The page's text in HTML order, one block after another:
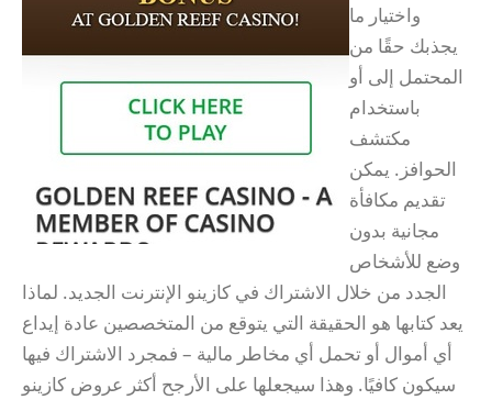
واختيار ما
يجذبك حقًا من
المحتمل إلى أو
باستخدام
مكتشف
الحوافز. يمكن
تقديم مكافأة
مجانية بدون
وضع للأشخاص
الجدد من خلال الاشتراك في كازينو الإنترنت الجديد. لماذا
يعد كتابها هو الحقيقة التي يتوقع من المتخصصين عادة إيداع
أي أموال أو تحمل أي مخاطر مالية – فمجرد الاشتراك فيها
سيكون كافيًا. وهذا سيجعلها على الأرجح أكثر عروض كازينو